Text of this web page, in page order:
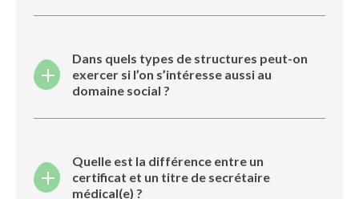
Dans quels types de structures peut-on
exercer si l’on s’intéresse aussi au
domaine social ?
Quelle est la différence entre un
certificat et un titre de secrétaire
médical(e) ?